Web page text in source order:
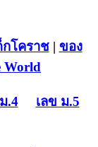
โคราช| ของ
World
.4
เลข ม.5